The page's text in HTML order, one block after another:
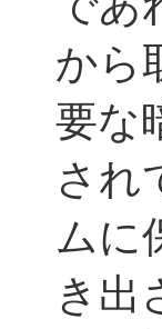
から
要な
され
ムに
き出